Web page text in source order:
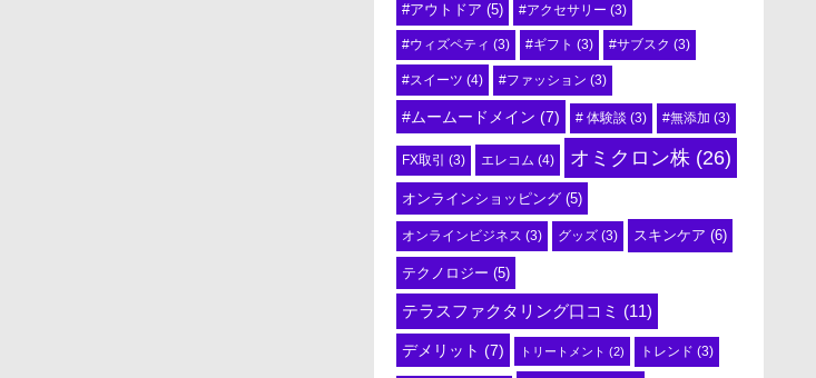
#アウトドア (5) #アクセサリー (3)
#ウィズペティ (3) #ギフト (3) #サブスク (3)
#スイーツ (4) #ファッション (3)
#ムームードメイン (7) # 体験談 (3) #無添加 (3)
FX取引 (3) エレコム (4) オミクロン株 (26)
オンラインショッピング (5)
オンラインビジネス (3) グッズ (3) スキンケア (6)
テクノロジー (5)
テラスファクタリング口コミ (11)
デメリット (7) トリートメント (2) トレンド (3)